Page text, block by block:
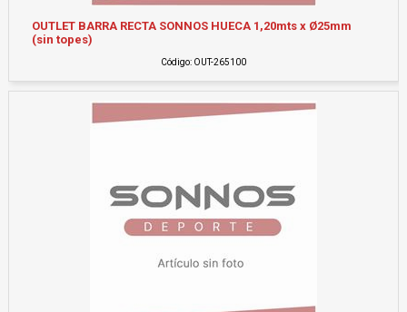
OUTLET BARRA RECTA SONNOS HUECA 1,20mts x Ø25mm
(sin topes)
Código: OUT-265100